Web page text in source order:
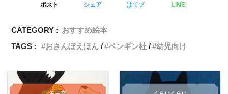
ポスト シェア はてブ LINE
CATEGORY : おすすめ絵本
TAGS :
おさんぽえほん ペンギン社 幼児向け